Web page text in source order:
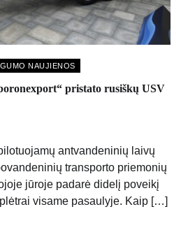
NAUJIENOS
pristato rusiškų USV
antvandeninių laivų
transporto priemonių
jūroje padarė didelį poveikį
visame pasaulyje. Kaip […]